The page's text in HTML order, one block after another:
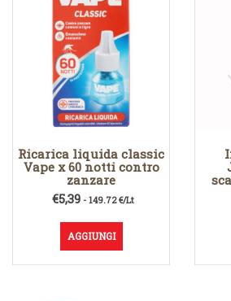
Ricarica liquida classic
Vape x 60 notti contro
zanzare
€5,39 - 149.72 €/Lt
AGGIUNGI